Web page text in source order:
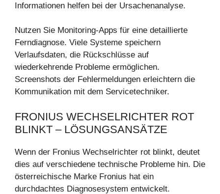
Informationen helfen bei der Ursachenanalyse.
Nutzen Sie Monitoring-Apps für eine detaillierte
Ferndiagnose. Viele Systeme speichern
Verlaufsdaten, die Rückschlüsse auf
wiederkehrende Probleme ermöglichen.
Screenshots der Fehlermeldungen erleichtern die
Kommunikation mit dem Servicetechniker.
FRONIUS WECHSELRICHTER ROT
BLINKT – LÖSUNGSANSÄTZE
Wenn der Fronius Wechselrichter rot blinkt, deutet
dies auf verschiedene technische Probleme hin. Die
österreichische Marke Fronius hat ein
durchdachtes Diagnosesystem entwickelt.